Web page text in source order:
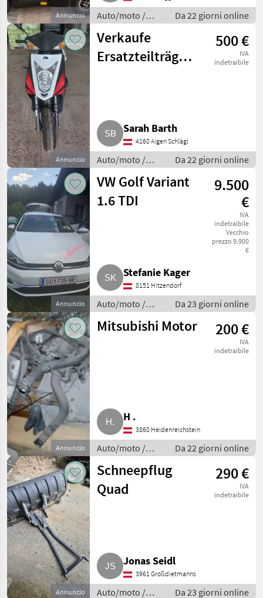
Annuncio
Auto/moto /
Altre auto e
moto
Da 22 giorni online
Annuncio
Verkaufe
Ersatzteilträger
500 €
IVA
indetraibile
Sarah Barth
4160 Aigen Schlägl
Auto/moto /
Altre auto e
moto
Da 22 giorni online
Annuncio
VW Golf Variant
1.6 TDI
9.500
€
IVA
indetraibile
Vecchio
prezzo 9.900
€
Stefanie Kager
8151 Hitzendorf
Auto/moto /
Altre auto e
moto
Da 23 giorni online
Annuncio
Mitsubishi Motor 200 €
IVA
indetraibile
H .
3860 Heidenreichstein
Auto/moto /
Altre auto e
moto
Da 22 giorni online
Annuncio
Schneepflug
Quad
290 €
IVA
indetraibile
Jonas Seidl
3961 Großdietmanns
Auto/moto /
Da 23 giorni online